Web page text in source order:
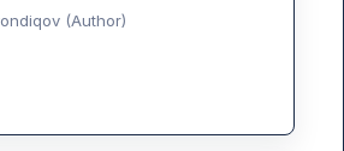
(Author)